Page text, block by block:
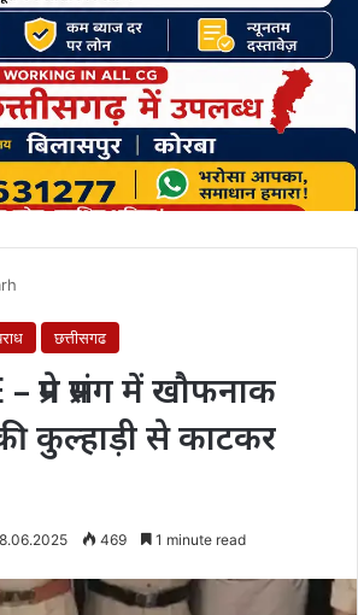
छत्तीसगढ
प्रेम प्रसंग में खौफनाक
कुल्हाड़ी से काटकर
469 1 minute read